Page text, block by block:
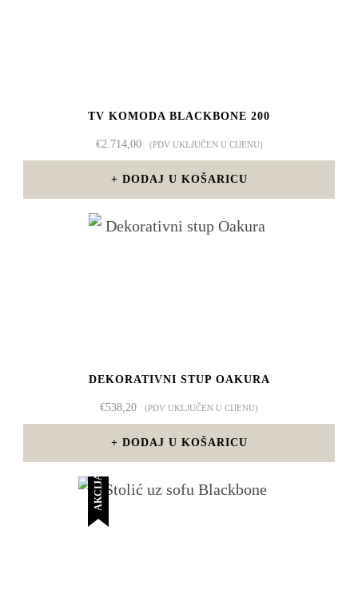
TV KOMODA BLACKBONE 200
€2.714,00 (PDV UKLJUČEN U CIJENU)
DODAJ U KOŠARICU
DEKORATIVNI STUP OAKURA
€538,20 (PDV UKLJUČEN U CIJENU)
DODAJ U KOŠARICU
AKCIJA!